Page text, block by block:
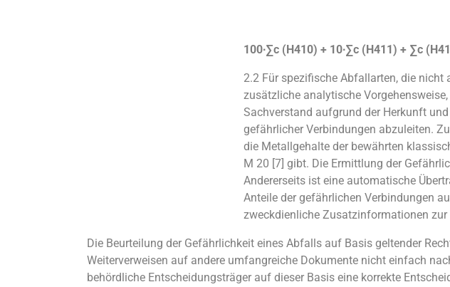
100∙∑c (H410) + 10∙∑c (H411)
2.2 Für spezifische Abfallarten, die nicht
zusätzliche analytische
Sachverstand aufgrund der Herkunft
gefährlicher Verbindungen abzuleiten.
die Metallgehalte der bewährten
M 20 [7] gibt. Die Ermittlung der
Andererseits ist eine automatische
Anteile der gefährlichen Verbindungen
zweckdienliche Zusatzinformationen
Die Beurteilung der Gefährlichkeit eines Abfalls auf Basis geltender
Weiterverweisen auf andere umfangreiche Dokumente nicht einfach
behördliche Entscheidungsträger auf dieser Basis eine korrekte